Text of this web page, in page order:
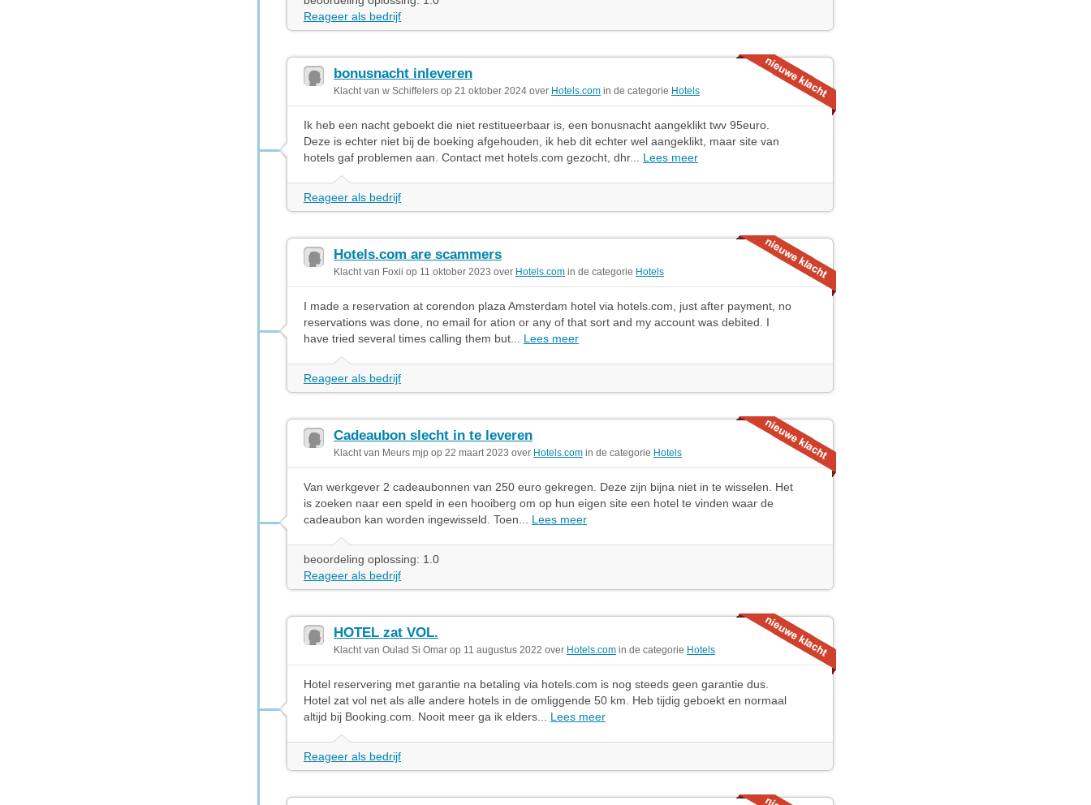
Reageer als bedrijf
bonusnacht inleveren
Klacht van w Schiffelers op 21 oktober 2024 over Hotels.com in de categorie Hotels
Ik heb een nacht geboekt die niet restitueerbaar is, een bonusnacht aangeklikt twv 95euro.
Deze is echter niet bij de boeking afgehouden, ik heb dit echter wel aangeklikt, maar site van
hotels gaf problemen aan. Contact met hotels.com gezocht, dhr... Lees meer
Reageer als bedrijf
Hotels.com are scammers
Klacht van Foxii op 11 oktober 2023 over Hotels.com in de categorie Hotels
I made a reservation at corendon plaza Amsterdam hotel via hotels.com, just after payment, no
reservations was done, no email for ation or any of that sort and my account was debited. I
have tried several times calling them but... Lees meer
Reageer als bedrijf
Cadeaubon slecht in te leveren
Klacht van Meurs mjp op 22 maart 2023 over Hotels.com in de categorie Hotels
Van werkgever 2 cadeaubonnen van 250 euro gekregen. Deze zijn bijna niet in te wisselen. Het
is zoeken naar een speld in een hooiberg om op hun eigen site een hotel te vinden waar de
cadeaubon kan worden ingewisseld. Toen... Lees meer
beoordeling oplossing: 1.0
Reageer als bedrijf
HOTEL zat VOL.
Klacht van Oulad Si Omar op 11 augustus 2022 over Hotels.com in de categorie Hotels
Hotel reservering met garantie na betaling via hotels.com is nog steeds geen garantie dus.
Hotel zat vol net als alle andere hotels in de omliggende 50 km. Heb tijdig geboekt en normaal
altijd bij Booking.com. Nooit meer ga ik elders... Lees meer
Reageer als bedrijf